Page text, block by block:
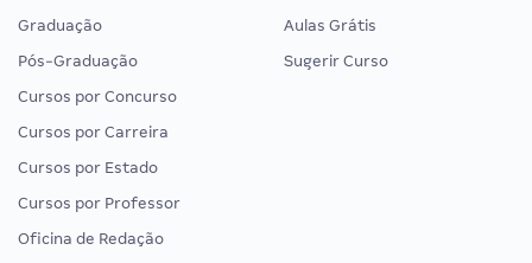
Graduação
Pós-Graduação
Cursos por Concurso
Cursos por Carreira
Cursos por Estado
Cursos por Professor
Oficina de Redação
Aulas Grátis
Sugerir Curso